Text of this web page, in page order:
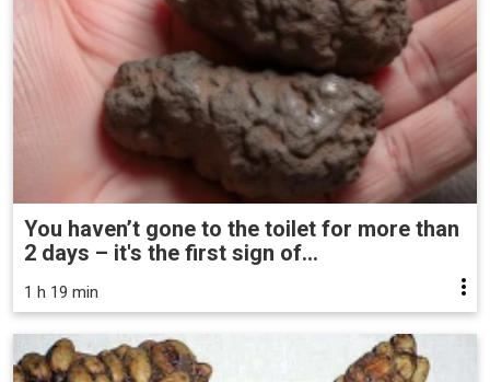
You haven’t gone to the toilet for more than
2 days – it's the first sign of...
1 h 19 min